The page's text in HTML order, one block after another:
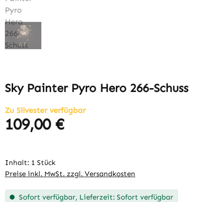
Sky Painter Pyro Hero 266-Schuss
Zu Silvester verfügbar
Regulärer Preis:
109,00 €
Inhalt: 1 Stück
Preise inkl. MwSt. zzgl. Versandkosten
Sofort verfügbar, Lieferzeit: Sofort verfügbar